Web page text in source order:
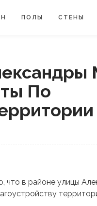
ПОЛЫ СТЕНЫ
По
что в районе улицы